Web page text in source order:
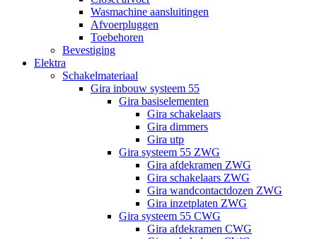
Wasmachine aansluitingen
Afvoerpluggen
Toebehoren
Bevestiging
Elektra
Schakelmateriaal
Gira inbouw systeem 55
Gira basiselementen
Gira schakelaars
Gira dimmers
Gira utp
Gira systeem 55 ZWG
Gira afdekramen ZWG
Gira schakelaars ZWG
Gira wandcontactdozen ZWG
Gira inzetplaten ZWG
Gira systeem 55 CWG
Gira afdekramen CWG